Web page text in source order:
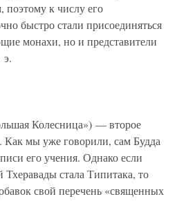
к числу его
быстро стали присоединяться
монахи, но и представители
э.
Колесница») — второе
Как мы уже говорили, сам Будда
его учения. Однако если
Тхеравады стала Типитака, то
свой перечень «священных